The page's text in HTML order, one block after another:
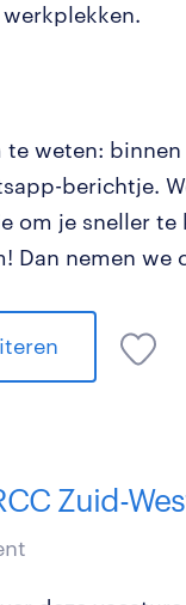
werkplekken.
te weten:
berichtje.
om je sneller te
Dan nemen we
Zuid-